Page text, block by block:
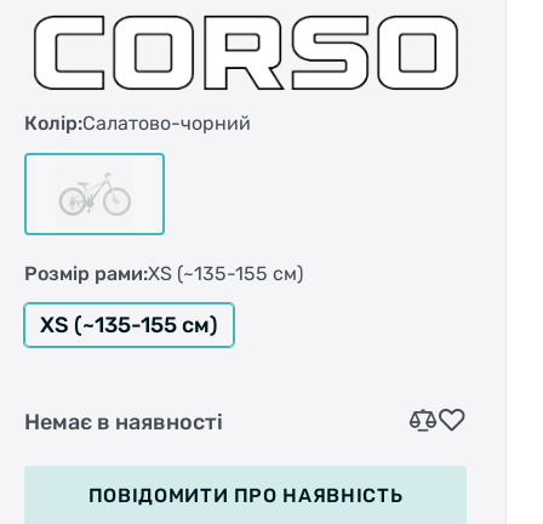
Колір:Салатово-чорний
Розмір рами:XS (~135-155 см)
XS (~135-155 см)
Немає в наявності
ПОВІДОМИТИ ПРО НАЯВНІСТЬ